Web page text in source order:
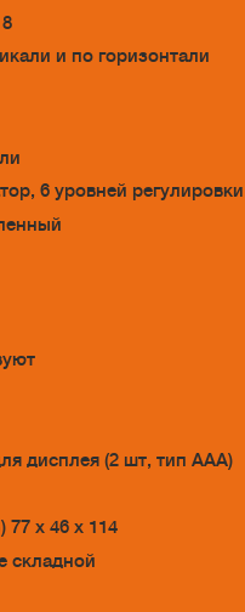
и по горизонтали
6 уровней регулировки
дисплея (2 шт, тип ААА)
x 46 x 114
складной